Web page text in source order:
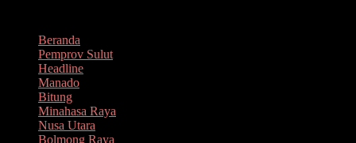
kontenBeranda
Pemprov Sulut
Headline
Manado
Bitung
Minahasa Raya
Nusa Utara
Bolmong Raya